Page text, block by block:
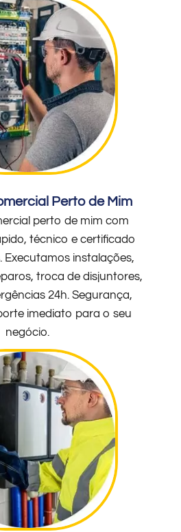
Perto de Mim
perto de mim com
técnico e certificado
Executamos instalações,
troca de disjuntores,
24h. Segurança,
imediato para o seu
negócio.